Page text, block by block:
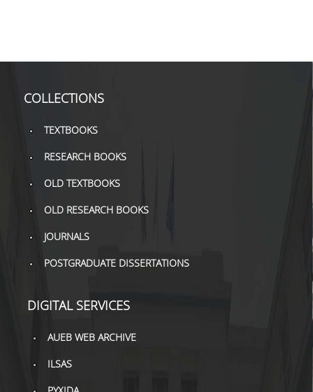
COLLECTIONS
TEXTBOOKS
RESEARCH BOOKS
OLD TEXTBOOKS
OLD RESEARCH BOOKS
JOURNALS
POSTGRADUATE DISSERTATIONS
DIGITAL SERVICES
AUEB WEB ARCHIVE
ILSAS